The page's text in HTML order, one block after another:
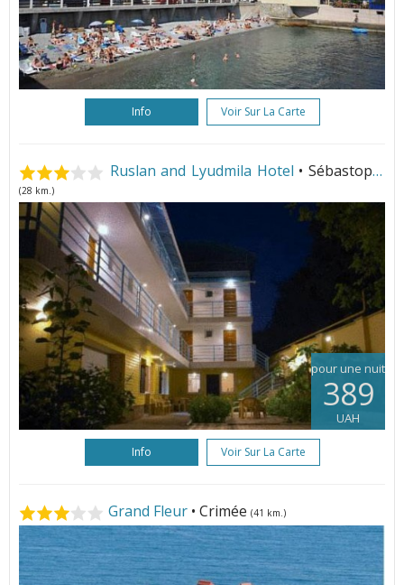
Info Voir Sur La Carte
Ruslan and Lyudmila Hotel • Sébastopol
(28 km.)
pour une nuit
389
UAH
Info Voir Sur La Carte
Grand Fleur • Crimée (41 km.)